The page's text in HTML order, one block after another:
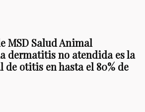
MSD Salud Animal
dermatitis no atendida es la
otitis en hasta el 80% de